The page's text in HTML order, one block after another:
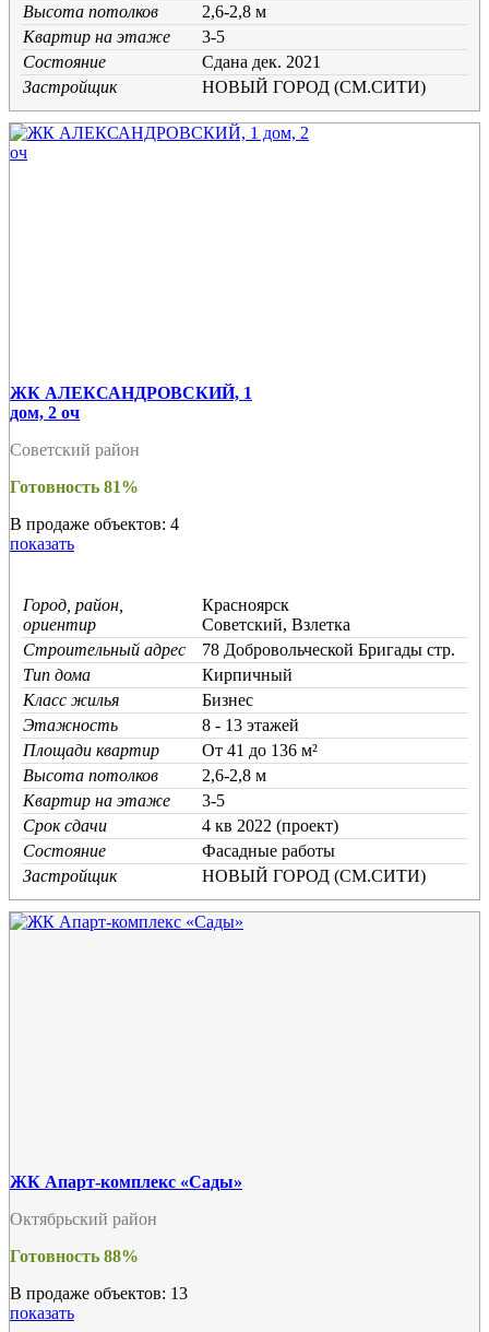
Высота потолков
2,6-2,8 м
Квартир на этаже
3-5
Состояние
Cдана дек. 2021
Застройщик
НОВЫЙ ГОРОД (СМ.СИТИ)
ЖК АЛЕКСАНДРОВСКИЙ, 1
дом, 2 оч
Советский район
Готовность 81%
В продаже объектов: 4
показать
Город, район,
ориентир
Красноярск
Советский, Взлетка
Строительный адрес
78 Добровольческой Бригады стр.
Тип дома
Кирпичный
Класс жилья
Бизнес
Этажность
8 - 13 этажей
Площади квартир
От 41 до 136 м²
Высота потолков
2,6-2,8 м
Квартир на этаже
3-5
Срок сдачи
4 кв 2022 (проект)
Состояние
Фасадные работы
Застройщик
НОВЫЙ ГОРОД (СМ.СИТИ)
ЖК Апарт-комплекс «Сады»
Октябрьский район
Готовность 88%
В продаже объектов: 13
показать